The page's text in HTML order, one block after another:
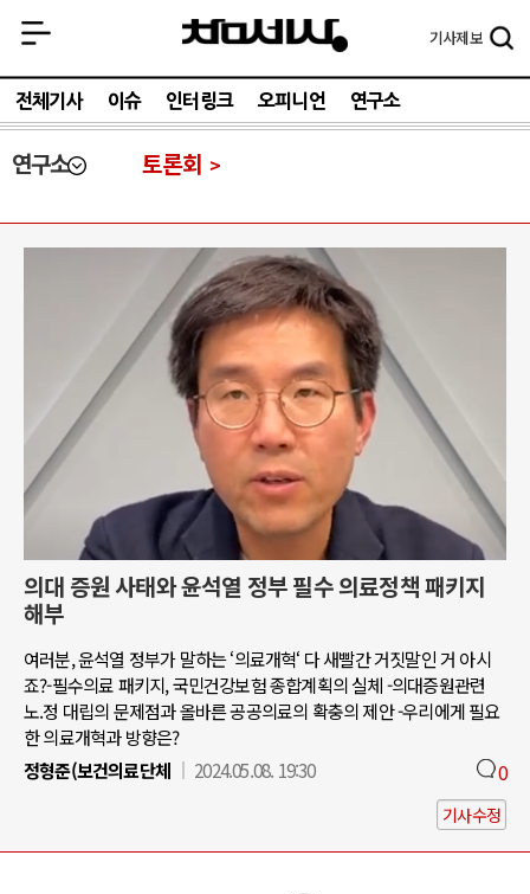
기사제보
전체기사 이슈 인터링크 오피니언 연구소
연구소 토론회
의대 증원 사태와 윤석열 정부 필수 의료정책 패키지
해부
여러분, 윤석열 정부가 말하는 ‘의료개혁‘ 다 새빨간 거짓말인 거 아시
죠?-필수의료 패키지, 국민건강보험 종합계획의 실체 -의대증원관련
노.정 대립의 문제점과 올바른 공공의료의 확충의 제안 -우리에게 필요
한 의료개혁과 방향은?
정형준(보건의료단체
2024.05.08. 19:30 0
기사수정